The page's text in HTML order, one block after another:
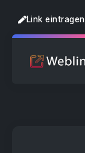
Link eintragen